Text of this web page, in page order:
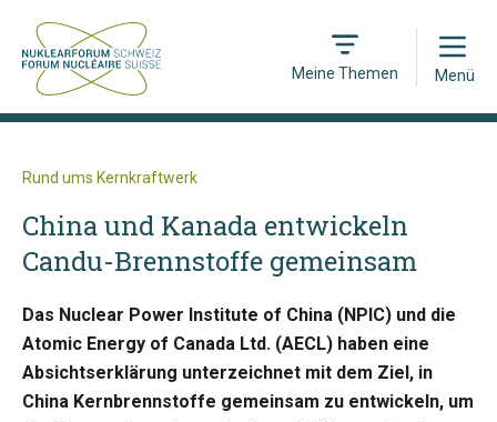
Meine Themen
Open
Menü
Rund ums Kernkraftwerk
China und Kanada entwickeln
Candu-Brennstoffe gemeinsam
Das Nuclear Power Institute of China (NPIC) und die
Atomic Energy of Canada Ltd. (AECL) haben eine
Absichtserklärung unterzeichnet mit dem Ziel, in
China Kernbrennstoffe gemeinsam zu entwickeln, um